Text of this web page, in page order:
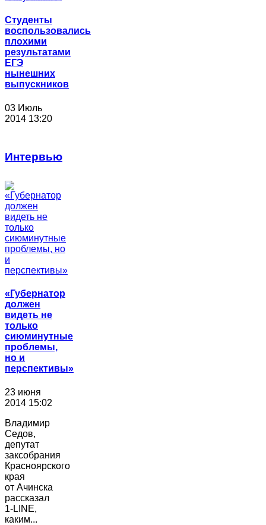
Студенты
воспользовались
плохими
результатами
ЕГЭ
нынешних
выпускников
03 Июль
2014 13:20
Интервью
«Губернатор
должен
видеть не
только
сиюминутные
проблемы,
но и
перспективы»
23 июня
2014 15:02
Владимир
Седов,
депутат
заксобрания
Красноярского
края
от Ачинска
рассказал
1-LINE,
каким...